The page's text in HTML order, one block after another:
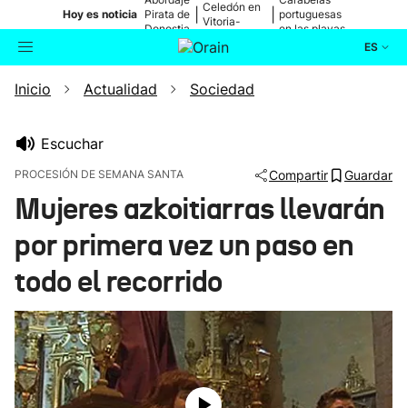
Hoy es noticia Pirata de
Donostia
Celedón en
Vitoria-
portuguesas
en las playas
ES
Buscador Actualidad
Ikusmiran
Eguraldia
Inicio Actualidad Sociedad
Escuchar
PROCESIÓN DE SEMANA SANTA Compartir Guardar
Mujeres azkoitiarras llevarán
por primera vez un paso en
todo el recorrido